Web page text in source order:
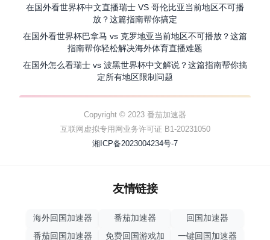
在国外看世界杯中文直播瑞士 VS 哥伦比亚当前地区不可播
放？这篇指南帮你搞定
在国外看世界杯巴拿马 vs 克罗地亚当前地区不可播放？这篇
指南帮你轻松解决海外体育直播难题
在国外怎么看瑞士 vs 波黑世界杯中文解说？这篇指南帮你搞
定所有地区限制问题
Copyright © 2023 番茄加速器
互联网虚拟专用网业务许可证 B1-20231050
湘ICP备2023004234号-7
友情链接
海外回国加速器 番茄加速器
回国加速器
番茄回国加速器
免费回国游戏加 一键回国加速器